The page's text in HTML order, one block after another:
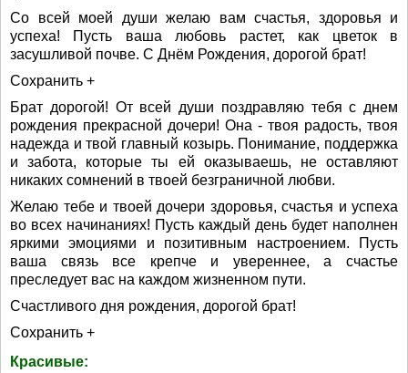
Со всей моей души желаю вам счастья, здоровья и
успеха! Пусть ваша любовь растет, как цветок в
засушливой почве. С Днём Рождения, дорогой брат!
Сохранить +
Брат дорогой! От всей души поздравляю тебя с днем
рождения прекрасной дочери! Она - твоя радость, твоя
надежда и твой главный козырь. Понимание, поддержка
и забота, которые ты ей оказываешь, не оставляют
никаких сомнений в твоей безграничной любви.
Желаю тебе и твоей дочери здоровья, счастья и успеха
во всех начинаниях! Пусть каждый день будет наполнен
яркими эмоциями и позитивным настроением. Пусть
ваша связь все крепче и увереннее, а счастье
преследует вас на каждом жизненном пути.
Счастливого дня рождения, дорогой брат!
Сохранить +
Красивые: